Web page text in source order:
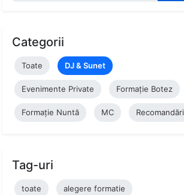
Categorii
Toate DJ & Sunet
Evenimente Private Formație Botez
Formație Nuntă MC Recomandări
Tag-uri
toate alegere formatie